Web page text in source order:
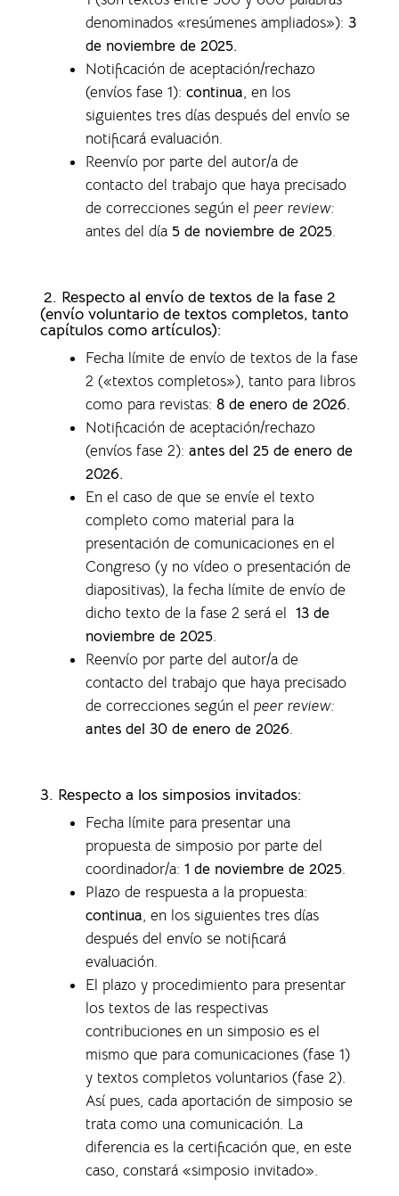
denominados «resúmenes ampliados»): 3
de noviembre de 2025.
Notificación de aceptación/rechazo
(envíos fase 1): continua, en los
siguientes tres días después del envío se
notificará evaluación.
Reenvío por parte del autor/a de
contacto del trabajo que haya precisado
de correcciones según el peer review:
antes del día 5 de noviembre de 2025.
2. Respecto al envío de textos de la fase 2
(envío voluntario de textos completos, tanto
capítulos como artículos):
Fecha límite de envío de textos de la fase
2 («textos completos»), tanto para libros
como para revistas: 8 de enero de 2026.
Notificación de aceptación/rechazo
(envíos fase 2): antes del 25 de enero de
2026.
En el caso de que se envíe el texto
completo como material para la
presentación de comunicaciones en el
Congreso (y no vídeo o presentación de
diapositivas), la fecha límite de envío de
dicho texto de la fase 2 será el 13 de
noviembre de 2025.
Reenvío por parte del autor/a de
contacto del trabajo que haya precisado
de correcciones según el peer review:
antes del 30 de enero de 2026.
3. Respecto a los simposios invitados:
Fecha límite para presentar una
propuesta de simposio por parte del
coordinador/a: 1 de noviembre de 2025.
Plazo de respuesta a la propuesta:
continua, en los siguientes tres días
después del envío se notificará
evaluación.
El plazo y procedimiento para presentar
los textos de las respectivas
contribuciones en un simposio es el
mismo que para comunicaciones (fase 1)
y textos completos voluntarios (fase 2).
Así pues, cada aportación de simposio se
trata como una comunicación. La
diferencia es la certificación que, en este
caso, constará «simposio invitado».